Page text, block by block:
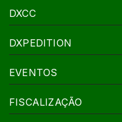
DXCC
DXPEDITION
EVENTOS
FISCALIZAÇÃO